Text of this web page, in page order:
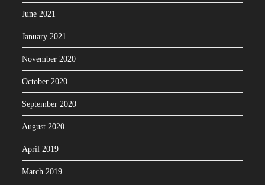
June 2021
January 2021
November 2020
October 2020
September 2020
August 2020
April 2019
March 2019